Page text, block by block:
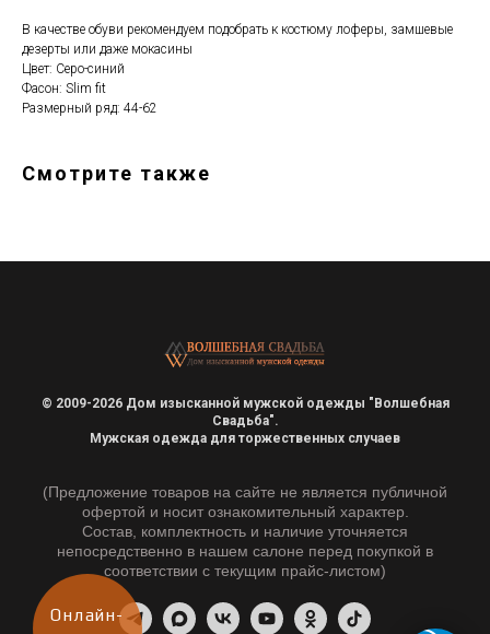
В качестве обуви рекомендуем подобрать к костюму лоферы, замшевые
дезерты или даже мокасины
Цвет: Серо-синий
Фасон: Slim fit
Размерный ряд: 44-62
Смотрите также
© 2009-2026 Дом изысканной мужской одежды "Волшебная
Свадьба".
Мужская одежда для торжественных случаев
(Предложение товаров на сайте не является публичной
офертой и носит ознакомительный характер.
Состав, комплектность и наличие уточняется
непосредственно в нашем салоне перед покупкой в
соответствии с текущим прайс-листом)
Онлайн-